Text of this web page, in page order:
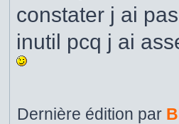
constater j ai
inutil pcq j ai
Dernière édition par